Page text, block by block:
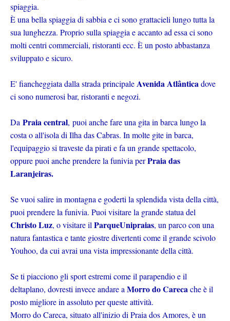
spiaggia.
È una bella spiaggia di sabbia e ci sono grattacieli lungo tutta la
sua lunghezza. Proprio sulla spiaggia e accanto ad essa ci sono
molti centri commerciali, ristoranti ecc. È un posto abbastanza
sviluppato e sicuro.
E' fiancheggiata dalla strada principale Avenida Atlântica dove
ci sono numerosi bar, ristoranti e negozi.
Da Praia central, puoi anche fare una gita in barca lungo la
costa o all'isola di Ilha das Cabras. In molte gite in barca,
l'equipaggio si traveste da pirati e fa un grande spettacolo,
oppure puoi anche prendere la funivia perPraia das
Laranjeiras.
Se vuoi salire in montagna e goderti la splendida vista della città,
puoi prendere la funivia. Puoi visitare la grande statua del
Christo Luz, o visitare il ParqueUnipraias, un parco con una
natura fantastica e tante giostre divertenti come il grande scivolo
Youhoo, da cui avrai una vista impressionante della città.
Se ti piacciono gli sport estremi come il parapendio e il
deltaplano, dovresti invece andare a Morro do Careca che è il
posto migliore in assoluto per queste attività.
Morro do Careca, situato all'inizio di Praia dos Amores, è un